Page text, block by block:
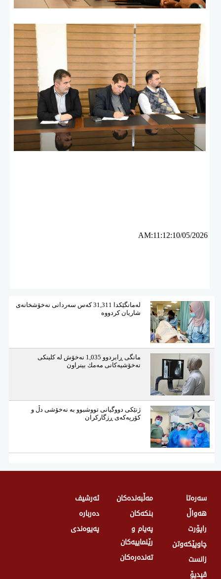
AM:11:12:10/05/2026
لەمانگێكدا 31,311 كەس سەردانی نەخۆشخانەی
شاریان كردووە
مانگی ڕابردوو 1,035 نەخۆش لە كلینكی
نەخۆشیەكانی مەمك بینراون
ژنێكی دووگیانی تووشبوو بە نەخۆشی دڵ و
كۆرپەكەی ڕزگاركران
سەرەتا
هەواڵ
راپۆرت
چاوپێکەوتن
زانست
ڤیدیۆ
مەڵبەندەکان
بنکەکان
پەیام و
رێنماییەکان
تەندەرەكان
ئەرشیف
دەربارە
پەیوەندی